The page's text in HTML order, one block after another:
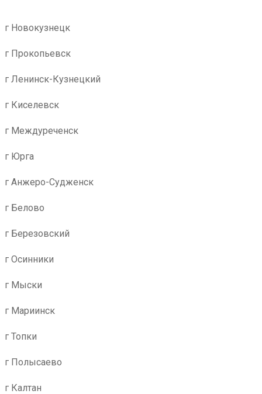
г Новокузнецк
г Прокопьевск
г Ленинск-Кузнецкий
г Киселевск
г Междуреченск
г Юрга
г Анжеро-Судженск
г Белово
г Березовский
г Осинники
г Мыски
г Мариинск
г Топки
г Полысаево
г Калтан